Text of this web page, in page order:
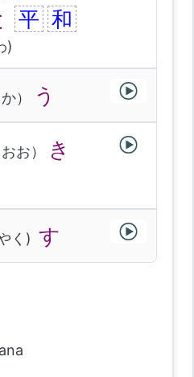
平 和
)
か） う
おお）
き
く) す